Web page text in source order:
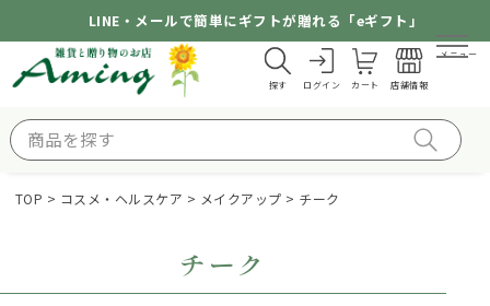
LINE・メールで簡単にギフトが贈れる「eギフト」
探す ログイン カート 店舗情報
メニュー
TOP コスメ・ヘルスケア メイクアップ チーク
チーク